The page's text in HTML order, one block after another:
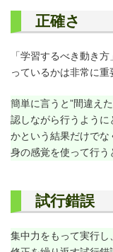
正確さ
「学習するべき動き
っているかは非常に重
簡単に言うと”間違え
認しながら行うよう
かという結果だけでな
身の感覚を使って行う
試行錯誤
集中力をもって実行し